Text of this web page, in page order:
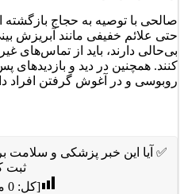
صالحی با توصیه به حجاج
حتی علائم خفیفی مانند آبریزش
بی‌حالی دارند، باید از تماس‌های
کنند. همچنین در دید و بازدیدهای
روبوسی و در آغوش گرفتن افراد
✅ آیا این خبر پزشکی و سلامت
ثبت
[کل:0